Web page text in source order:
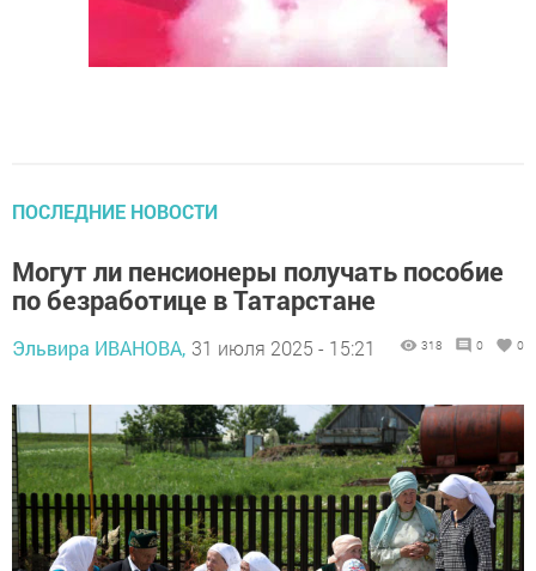
ПОСЛЕДНИЕ НОВОСТИ
Могут ли пенсионеры получать пособие
по безработице в Татарстане
Эльвира ИВАНОВА, 31 июля 2025 - 15:21 318 0 0